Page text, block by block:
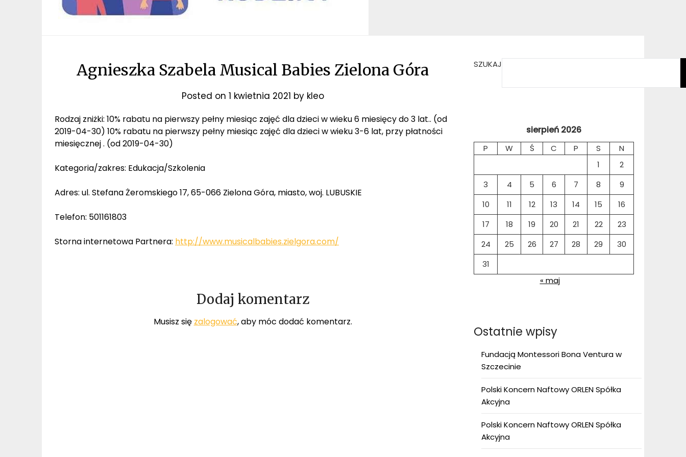
Agnieszka Szabela Musical Babies Zielona Góra
Posted on 1 kwietnia 2021 by kleo
Rodzaj zniżki: 10% rabatu na pierwszy pełny miesiąc zajęć dla dzieci w wieku 6 miesięcy do 3 lat.. (od
2019-04-30) 10% rabatu na pierwszy pełny miesiąc zajęć dla dzieci w wieku 3-6 lat, przy płatności
miesięcznej . (od 2019-04-30)
Kategoria/zakres: Edukacja/Szkolenia
Adres: ul. Stefana Żeromskiego 17, 65-066 Zielona Góra, miasto, woj. LUBUSKIE
Telefon: 501161803
Storna internetowa Partnera: http://www.musicalbabies.zielgora.com/
Dodaj komentarz
Musisz się zalogować, aby móc dodać komentarz.
SZUKAJ
sierpień 2026
P W Ś C P S
N
1
2
3
4 5 6 7 8
9
10
11 12 13 14 15
16
17
18 19 20 21 22
23
24
25 26 27 28 29
30
31
« maj
Ostatnie wpisy
Fundacją Montessori Bona Ventura w
Szczecinie
Polski Koncern Naftowy ORLEN Spółka
Akcyjna
Polski Koncern Naftowy ORLEN Spółka
Akcyjna